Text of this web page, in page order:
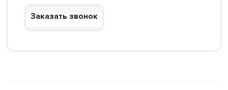
Заказать звонок